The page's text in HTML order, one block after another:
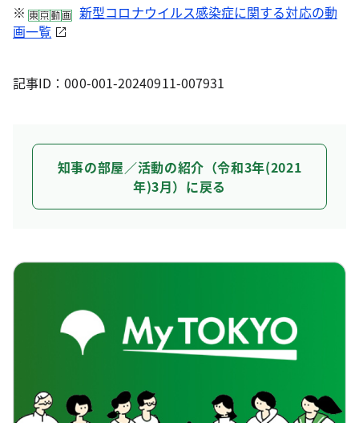
※
新型コロナウイルス感染症に関する対応の動
画一覧
記事ID：000-001-20240911-007931
知事の部屋／活動の紹介（令和3年(2021
年)3月）に戻る